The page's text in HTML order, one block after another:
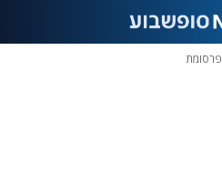
פרסומת